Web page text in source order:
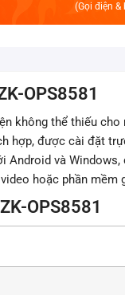
(Gọi điện
OPS8581
không thể thiếu
hợp, được cài đặt
Android và
hoặc phần mềm
OPS8581